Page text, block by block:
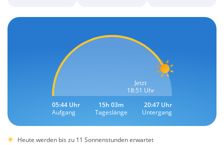
Jetzt
18:51 Uhr
05:44 Uhr
Aufgang
15h 03m
Tageslänge
20:47 Uhr
Untergang
Heute werden bis zu 11 Sonnenstunden erwartet